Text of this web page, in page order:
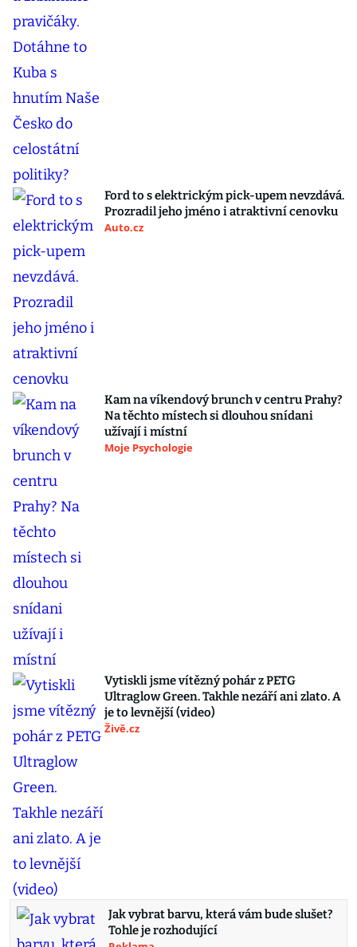
Ford to s elektrickým pick-upem nevzdává.
Prozradil jeho jméno i atraktivní cenovku
Auto.cz
Kam na víkendový brunch v centru Prahy?
Na těchto místech si dlouhou snídani
užívají i místní
Moje Psychologie
Vytiskli jsme vítězný pohár z PETG
Ultraglow Green. Takhle nezáří ani zlato. A
je to levnější (video)
Živě.cz
Jak vybrat barvu, která vám bude slušet?
Tohle je rozhodující